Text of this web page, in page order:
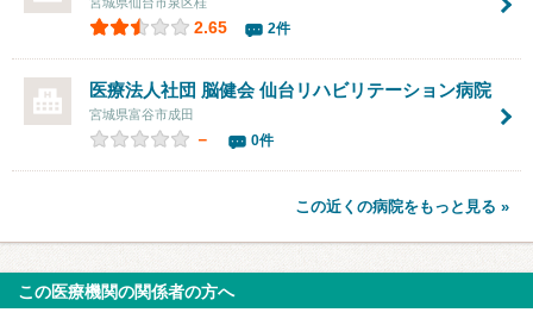
2.65 2件
医療法人社団 脳健会仙台リハビリテーション病院
宮城県富谷市成田
－ 0件
この近くの病院をもっと見る »
この医療機関の関係者の方へ